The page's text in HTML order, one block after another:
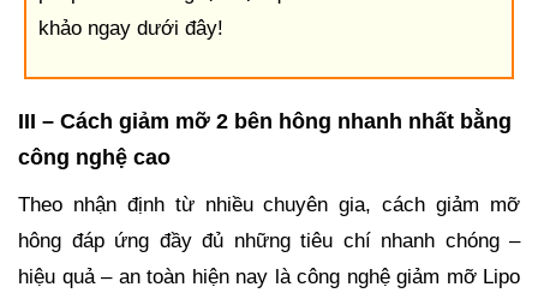
khảo ngay dưới đây!
III – Cách giảm mỡ 2 bên hông nhanh nhất bằng
công nghệ cao
Theo nhận định từ nhiều chuyên gia, cách giảm mỡ
hông đáp ứng đầy đủ những tiêu chí nhanh chóng –
hiệu quả – an toàn hiện nay là công nghệ giảm mỡ Lipo